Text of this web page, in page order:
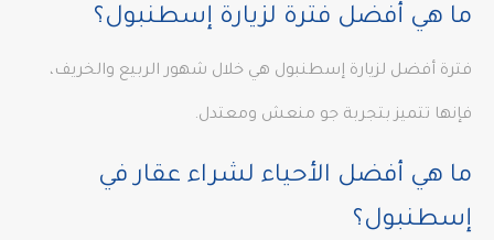
ما هي أفضل فترة لزيارة إسطنبول؟
فترة أفضل لزيارة إسطنبول هي خلال شهور الربيع والخريف،
فإنها تتميز بتجربة جو منعش ومعتدل.
ما هي أفضل الأحياء لشراء عقار في
إسطنبول؟